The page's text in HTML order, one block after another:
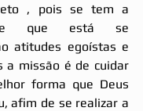
, pois se tem a
de que está se
atitudes egoístas e
a missão é de cuidar
forma que Deus
afim de se realizar a